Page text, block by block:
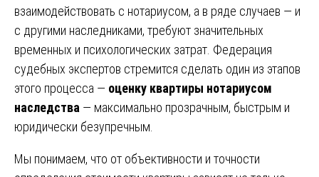
взаимодействовать с нотариусом, а в ряде случаев — и
с другими наследниками, требуют значительных
временных и психологических затрат. Федерация
судебных экспертов стремится сделать один из этапов
этого процесса — оценку квартиры нотариусом
наследства — максимально прозрачным, быстрым и
юридически безупречным.
Мы понимаем, что от объективности и точности